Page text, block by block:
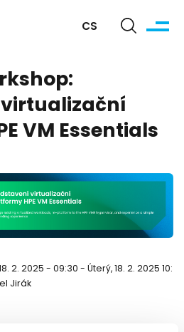
CS
VM Essentials
2. 2025 - 09:30 - Úterý, 18. 2. 2025 10:30
Jirák